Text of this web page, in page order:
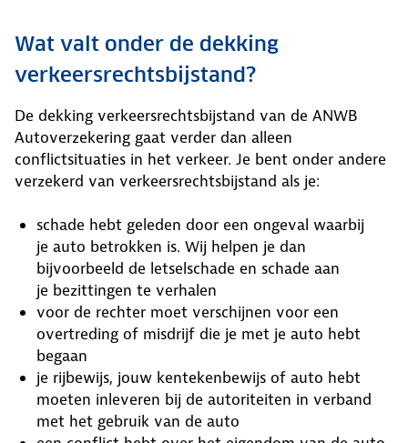
Wat valt onder de dekking
verkeersrechtsbijstand?
De dekking verkeersrechtsbijstand van de ANWB
Autoverzekering gaat verder dan alleen
conflictsituaties in het verkeer. Je bent onder andere
verzekerd van verkeersrechtsbijstand als je:
schade hebt geleden door een ongeval waarbij
je auto betrokken is. Wij helpen je dan
bijvoorbeeld de letselschade en schade aan
je bezittingen te verhalen
voor de rechter moet verschijnen voor een
overtreding of misdrijf die je met je auto hebt
begaan
je rijbewijs, jouw kentekenbewijs of auto hebt
moeten inleveren bij de autoriteiten in verband
met het gebruik van de auto